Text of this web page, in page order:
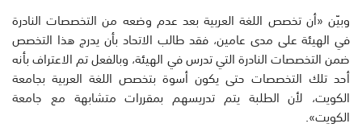
وبيّن «أن تخصص اللغة العربية بعد عدم وضعه من التخصصات النادرة
في الهيئة على مدى عامين، فقد طالب الاتحاد بأن يدرج هذا التخصص
ضمن التخصصات النادرة التي تدرس في الهيئة، وبالفعل تم الاعتراف بأنه
أحد تلك التخصصات حتى يكون أسوة بتخصص اللغة العربية بجامعة
الكويت، لأن الطلبة يتم تدريسهم بمقررات متشابهة مع جامعة
الكويت».